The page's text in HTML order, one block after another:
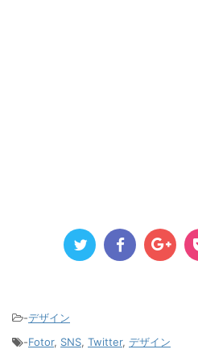
-デザイン
-Fotor, SNS, Twitter, デザイン